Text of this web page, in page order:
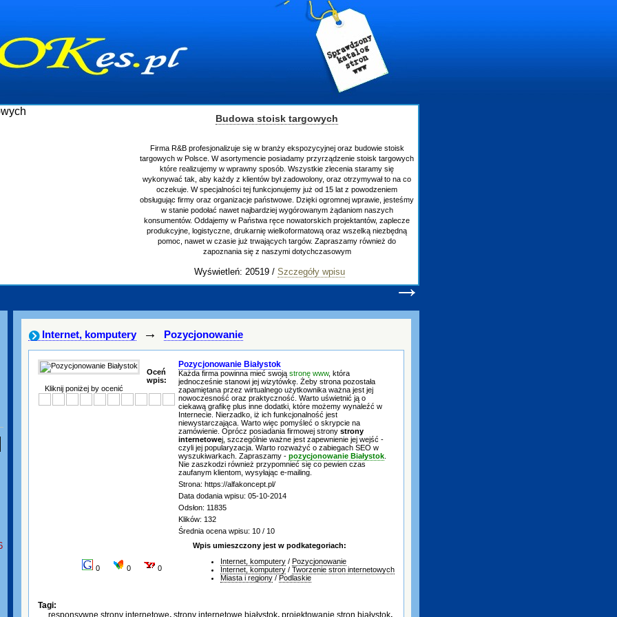
Budowa stoisk targowych
Firma R&B profesjonalizuje się w branży ekspozycyjnej oraz budowie stoisk
targowych w Polsce. W asortymencie posiadamy przyrządzenie stoisk targowych
które realizujemy w wprawny sposób. Wszystkie zlecenia staramy się
wykonywać tak, aby każdy z klientów był zadowolony, oraz otrzymywał to na co
oczekuje. W specjalności tej funkcjonujemy już od 15 lat z powodzeniem
obsługując firmy oraz organizacje państwowe. Dzięki ogromnej wprawie, jesteśmy
w stanie podołać nawet najbardziej wygórowanym żądaniom naszych
konsumentów. Oddajemy w Państwa ręce nowatorskich projektantów, zaplecze
produkcyjne, logistyczne, drukarnię wielkoformatową oraz wszelką niezbędną
pomoc, nawet w czasie już trwających targów. Zapraszamy również do
zapoznania się z naszymi dotychczasowym
Wyświetleń: 20519 / Szczegóły wpisu
→
Internet, komputery → Pozycjonowanie
Oceń
wpis:
Kliknij poniżej by ocenić
Pozycjonowanie Białystok
Każda firma powinna mieć swoją stronę www, która
jednocześnie stanowi jej wizytówkę. Żeby strona pozostała
zapamiętana przez wirtualnego użytkownika ważna jest jej
nowoczesność oraz praktyczność. Warto uświetnić ją o
ciekawą grafikę plus inne dodatki, które możemy wynaleźć w
Internecie. Nierzadko, iż ich funkcjonalność jest
niewystarczająca. Warto więc pomyśleć o skrypcie na
zamówienie. Oprócz posiadania firmowej strony strony
internetowej, szczególnie ważne jest zapewnienie jej wejść -
czyli jej popularyzacja. Warto rozważyć o zabiegach SEO w
wyszukiwarkach. Zapraszamy - pozycjonowanie Białystok
Nie zaszkodzi również przypomnieć się co pewien czas
zaufanym klientom, wysyłając e-mailing.
Strona: https://alfakoncept.pl/
Data dodania wpisu: 05-10-2014
Odsłon: 11835
Klików: 132
Średnia ocena wpisu: 10 / 10
0 0 0
Wpis umieszczony jest w podkategoriach:
Internet, komputery / Pozycjonowanie
Internet, komputery / Tworzenie stron internetowych
Miasta i regiony / Podlaskie
Tagi:
responsywne strony internetowe, strony internetowe białystok, projektowanie stron białystok,